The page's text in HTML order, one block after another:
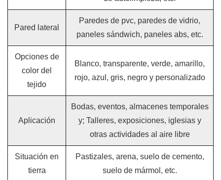
Pared lateral
Paredes de pvc, paredes de vidrio,
paneles sándwich, paneles abs, etc.
Opciones de
color del
tejido
Blanco, transparente, verde, amarillo,
rojo, azul, gris, negro y personalizado
Aplicación
Bodas, eventos, almacenes temporales
y; Talleres, exposiciones, iglesias y
otras actividades al aire libre
Situación en
tierra
Pastizales, arena, suelo de cemento,
suelo de mármol, etc.